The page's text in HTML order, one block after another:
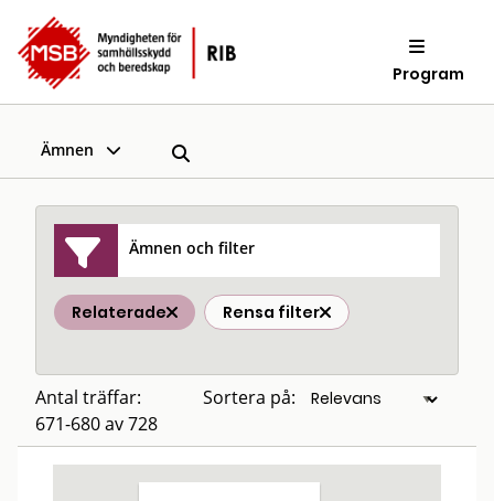
Program
Ämnen
Ämnen och filter
Relaterade Rensa filter
Antal träffar:
671-680 av 728
Sortera på: